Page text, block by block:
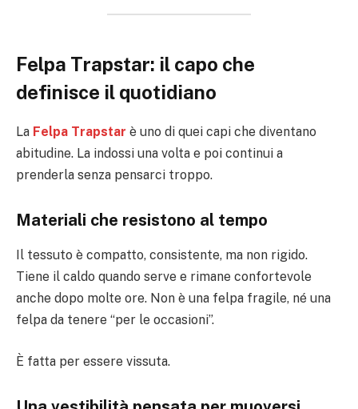
Felpa Trapstar: il capo che
definisce il quotidiano
La Felpa Trapstar è uno di quei capi che diventano
abitudine. La indossi una volta e poi continui a
prenderla senza pensarci troppo.
Materiali che resistono al tempo
Il tessuto è compatto, consistente, ma non rigido.
Tiene il caldo quando serve e rimane confortevole
anche dopo molte ore. Non è una felpa fragile, né una
felpa da tenere “per le occasioni”.
È fatta per essere vissuta.